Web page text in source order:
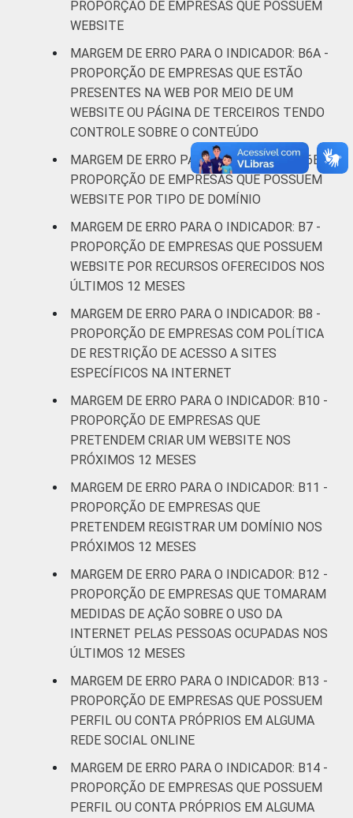
recreação;
Outras
atividades de
serviços
¹ Base: 6944 empresas que declararam ter
acesso à Internet, com 10 ou mais pessoas
ocupadas, que constituem os seguintes
segmentos da CNAE 2.0 (C, F, G, H, I, J, L, M,
N, R e S). Estimativa: 481770 empresas.
Respostas estimuladas e rodiziadas. Dados
coletados entre setembro de 2014 e março
de 2015.
PROPORÇÃO DE EMPRESAS QUE POSSUEM
WEBSITE
MARGEM DE ERRO PARA O INDICADOR: B6A -
PROPORÇÃO DE EMPRESAS QUE ESTÃO
PRESENTES NA WEB POR MEIO DE UM
WEBSITE OU PÁGINA DE TERCEIROS TENDO
CONTROLE SOBRE O CONTEÚDO
MARGEM DE ERRO PARA O INDICADOR: B6B -
PROPORÇÃO DE EMPRESAS QUE POSSUEM
WEBSITE POR TIPO DE DOMÍNIO
MARGEM DE ERRO PARA O INDICADOR: B7 -
PROPORÇÃO DE EMPRESAS QUE POSSUEM
WEBSITE POR RECURSOS OFERECIDOS NOS
ÚLTIMOS 12 MESES
MARGEM DE ERRO PARA O INDICADOR: B8 -
PROPORÇÃO DE EMPRESAS COM POLÍTICA
DE RESTRIÇÃO DE ACESSO A SITES
ESPECÍFICOS NA INTERNET
MARGEM DE ERRO PARA O INDICADOR: B10 -
PROPORÇÃO DE EMPRESAS QUE
PRETENDEM CRIAR UM WEBSITE NOS
PRÓXIMOS 12 MESES
MARGEM DE ERRO PARA O INDICADOR: B11 -
PROPORÇÃO DE EMPRESAS QUE
PRETENDEM REGISTRAR UM DOMÍNIO NOS
PRÓXIMOS 12 MESES
MARGEM DE ERRO PARA O INDICADOR: B12 -
PROPORÇÃO DE EMPRESAS QUE TOMARAM
MEDIDAS DE AÇÃO SOBRE O USO DA
INTERNET PELAS PESSOAS OCUPADAS NOS
ÚLTIMOS 12 MESES
MARGEM DE ERRO PARA O INDICADOR: B13 -
PROPORÇÃO DE EMPRESAS QUE POSSUEM
PERFIL OU CONTA PRÓPRIOS EM ALGUMA
REDE SOCIAL ONLINE
MARGEM DE ERRO PARA O INDICADOR: B14 -
PROPORÇÃO DE EMPRESAS QUE POSSUEM
PERFIL OU CONTA PRÓPRIOS EM ALGUMA